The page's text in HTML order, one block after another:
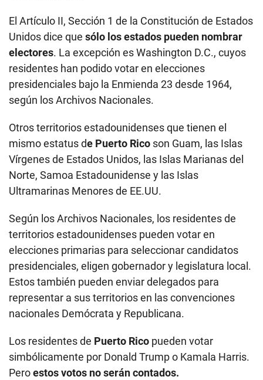
El Artículo II, Sección 1 de la Constitución de Estados
Unidos dice que sólo los estados pueden nombrar
electores. La excepción es Washington D.C., cuyos
residentes han podido votar en elecciones
presidenciales bajo la Enmienda 23 desde 1964,
según los Archivos Nacionales.
Otros territorios estadounidenses que tienen el
mismo estatus de Puerto Rico son Guam, las Islas
Vírgenes de Estados Unidos, las Islas Marianas del
Norte, Samoa Estadounidense y las Islas
Ultramarinas Menores de EE.UU.
Según los Archivos Nacionales, los residentes de
territorios estadounidenses pueden votar en
elecciones primarias para seleccionar candidatos
presidenciales, eligen gobernador y legislatura local.
Estos también pueden enviar delegados para
representar a sus territorios en las convenciones
nacionales Demócrata y Republicana.
Los residentes de Puerto Rico pueden votar
simbólicamente por Donald Trump o Kamala Harris.
Peroestos votos no serán contados.